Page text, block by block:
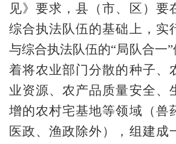
见》要求，县（市、区）要
综合执法队伍的基础上，实
与综合执法队伍的“局队合一”
着将农业部门分散的种子、
业资源、农产品质量安全、
增的农村宅基地等领域 （兽
医政、渔政除外），组建成